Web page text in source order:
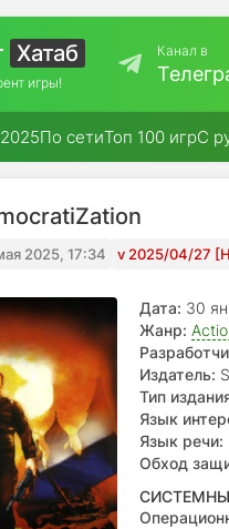
Хатаб
игры!
Канал в
2025По сетиТоп 100 игрС
2025, 17:34 v 2025/04/27
Дата: 30
Жанр:
Издатель:
Тип
Язык
Язык речи:
Обход